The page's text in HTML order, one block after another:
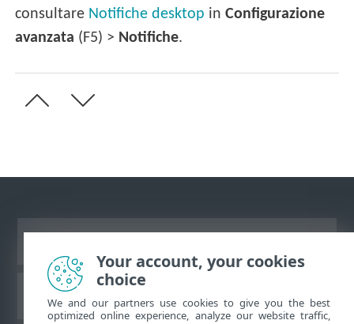
consultare Notifiche desktop inConfigurazione
avanzata (F5) > Notifiche.
ESET Knowledgebase
Your account, your cookies
choice
We and our partners use cookies to give you the best
optimized online experience, analyze our website traffic,